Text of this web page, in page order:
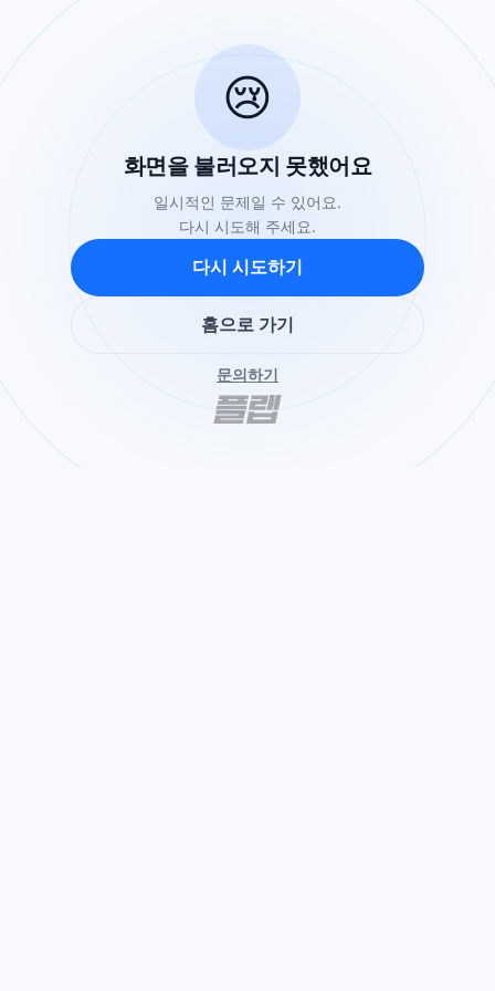
😢
화면을 불러오지 못했어요
일시적인 문제일 수 있어요.
다시 시도해 주세요.
다시 시도하기
홈으로 가기
문의하기